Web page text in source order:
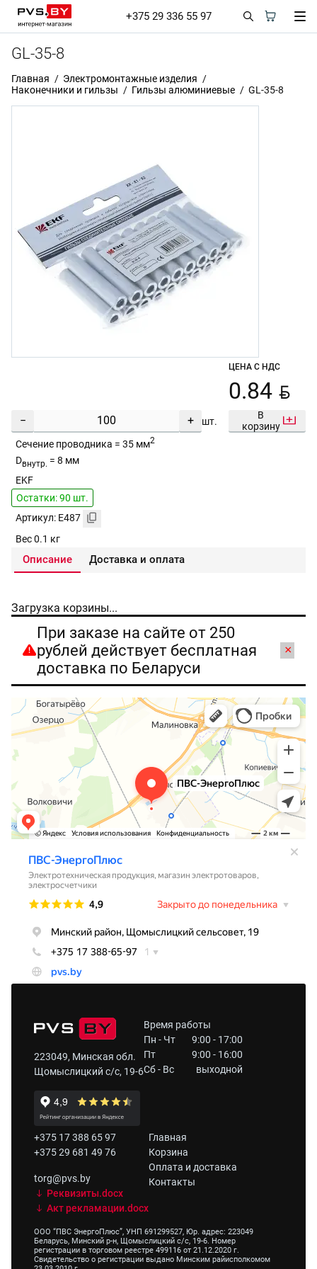
+375 29 336 55 97
GL-35-8
Главная
Электромонтажные изделия
Наконечники и гильзы
Гильзы алюминиевые GL-35-8
− + шт.
ЦЕНА С НДС
0.84 BYN
В
корзину
Сечение проводника = 35 мм2
Dвнутр. = 8 мм
EKF
Остатки: 90 шт.
Артикул: E487
Вес 0.1 кг
Описание Доставка и оплата
Загрузка корзины...
При заказе на сайте от 250
рублей действует бесплатная
доставка по Беларуси
×
223049, Минская обл.
Щомыслицкий с/с, 19-6
Время работы
Пн - Чт
9:00 - 17:00
Пт
9:00 - 16:00
Сб - Вс
выходной
+375 17 388 65 97
+375 29 681 49 76
torg@pvs.by
Реквизиты.docx
Акт рекламации.docx
Главная
Корзина
Оплата и доставка
Контакты
ООО “ПВС ЭнергоПлюс”, УНП 691299527, Юр. адрес: 223049
Беларусь, Минский р-н, Щомыслицкий с/с, 19-6. Номер
регистрации в торговом реестре 499116 от 21.12.2020 г.
Свидетельство о регистрации выдано Минским райисполкомом